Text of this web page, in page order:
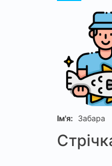
Ім'я: Забара